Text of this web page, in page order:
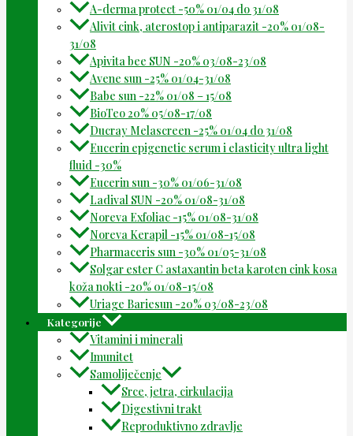
A-derma protect -50% 01/04 do 31/08
Alivit cink, aterostop i antiparazit -20% 01/08-
31/08
Apivita bee SUN -20% 03/08-23/08
Avene sun -25% 01/04-31/08
Babe sun -22% 01/08 – 15/08
BioTeo 20% 05/08-17/08
Ducray Melascreen -25% 01/04 do 31/08
Eucerin epigenetic serum i elasticity ultra light
fluid -30%
Eucerin sun -30% 01/06-31/08
Ladival SUN -20% 01/08-31/08
Noreva Exfoliac -15% 01/08-31/08
Noreva Kerapil -15% 01/08-15/08
Pharmaceris sun -30% 01/05-31/08
Solgar ester C astaxantin beta karoten cink kosa
koža nokti -20% 01/08-15/08
Uriage Bariesun -20% 03/08-23/08
Kategorije
Vitamini i minerali
Imunitet
Samoliječenje
Srce, jetra, cirkulacija
Digestivni trakt
Reproduktivno zdravlje